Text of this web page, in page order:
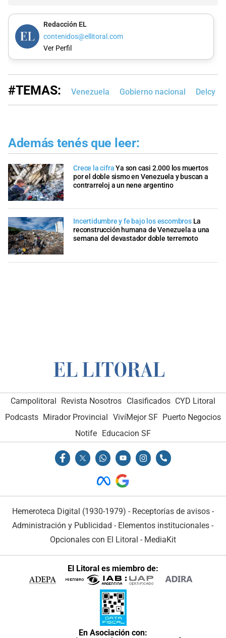
Redacción EL
contenidos@ellitoral.com
Ver Perfil
#TEMAS: Venezuela Gobierno nacional Delcy
Además tenés que leer:
Crece la cifraYa son casi 2.000 los muertos
por el doble sismo en Venezuela y buscan a
contrarreloj a un nene argentino
Incertidumbre y fe bajo los escombros La
reconstrucción humana de Venezuela a una
semana del devastador doble terremoto
Campolitoral Revista Nosotros Clasificados CYD Litoral
Podcasts Mirador Provincial VivíMejor SF Puerto Negocios
Notife
Educacion SF
Hemeroteca Digital (1930-1979) - Receptorías de avisos -
Administración y Publicidad - Elementos institucionales -
Opcionales con El Litoral - MediaKit
El Litoral es miembro de:
En Asociación con: